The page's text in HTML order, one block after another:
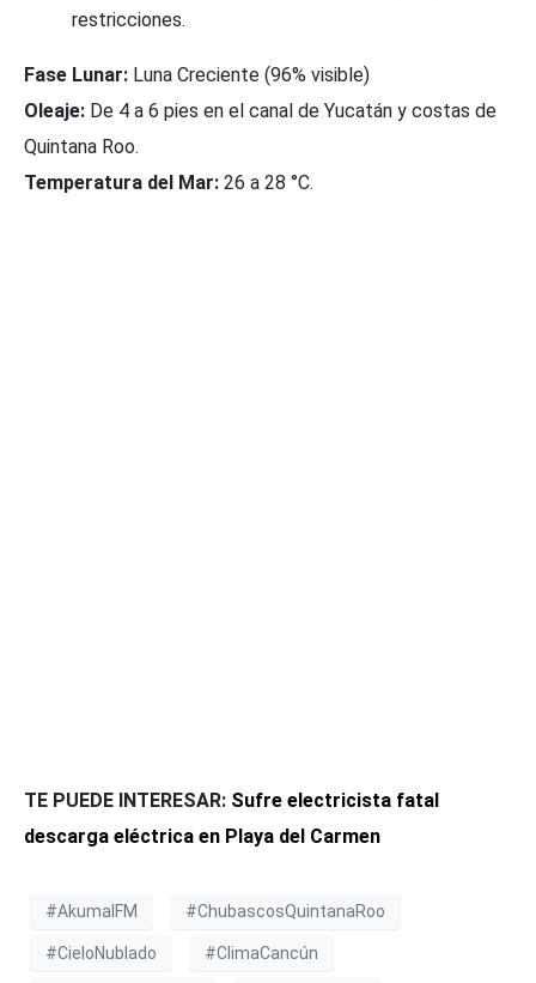
restricciones.
Fase Lunar: Luna Creciente (96% visible)
Oleaje: De 4 a 6 pies en el canal de Yucatán y costas de
Quintana Roo.
Temperatura del Mar: 26 a 28 °C.
TE PUEDE INTERESAR: Sufre electricista fatal
descarga eléctrica en Playa del Carmen
#AkumalFM #ChubascosQuintanaRoo
#CieloNublado #ClimaCancún